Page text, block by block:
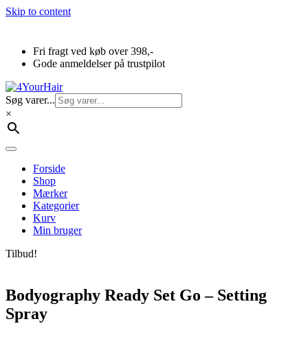
Skip to content
Fri fragt ved køb over 398,-
Gode anmeldelser på trustpilot
Søg varer...
×
Forside
Shop
Mærker
Kategorier
Kurv
Min bruger
Tilbud!
Bodyography Ready Set Go – Setting
Spray